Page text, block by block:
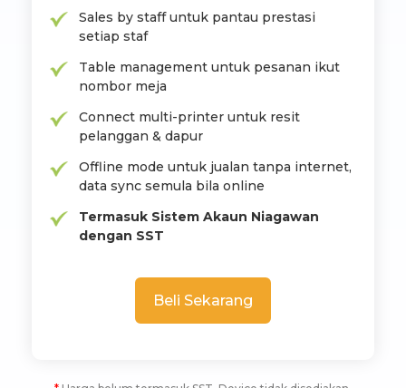
Sales by staff untuk pantau prestasi
setiap staf
Table management untuk pesanan ikut
nombor meja
Connect multi-printer untuk resit
pelanggan & dapur
Offline mode untuk jualan tanpa internet,
data sync semula bila online
Termasuk Sistem Akaun Niagawan
dengan SST
Beli Sekarang